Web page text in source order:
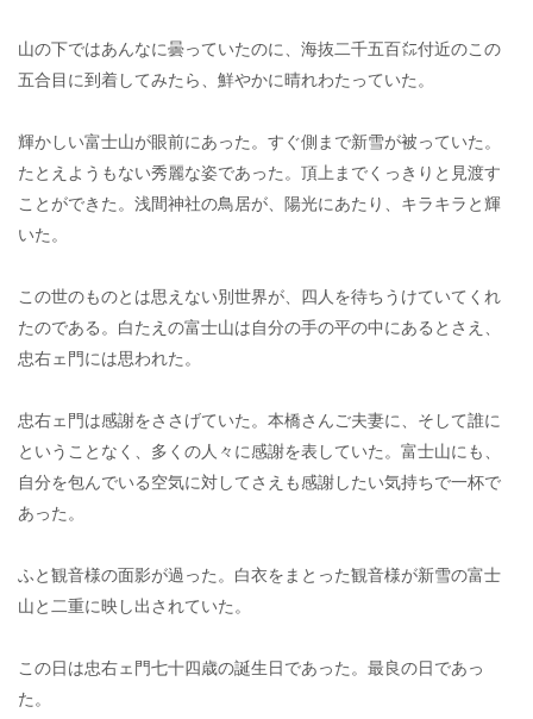
山の下ではあんなに曇っていたのに、海抜二千五百㍍付近のこの
五合目に到着してみたら、鮮やかに晴れわたっていた。
輝かしい富士山が眼前にあった。すぐ側まで新雪が被っていた。
たとえようもない秀麗な姿であった。頂上までくっきりと見渡す
ことができた。浅間神社の鳥居が、陽光にあたり、キラキラと輝
いた。
この世のものとは思えない別世界が、四人を待ちうけていてくれ
たのである。白たえの富士山は自分の手の平の中にあるとさえ、
忠右ェ門には思われた。
忠右ェ門は感謝をささげていた。本橋さんご夫妻に、そして誰に
ということなく、多くの人々に感謝を表していた。富士山にも、
自分を包んでいる空気に対してさえも感謝したい気持ちで一杯で
あった。
ふと観音様の面影が過った。白衣をまとった観音様が新雪の富士
山と二重に映し出されていた。
この日は忠右ェ門七十四歳の誕生日であった。最良の日であっ
た。